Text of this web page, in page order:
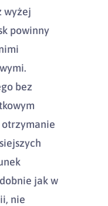
wyżej
powinny
bez
jak w
nie